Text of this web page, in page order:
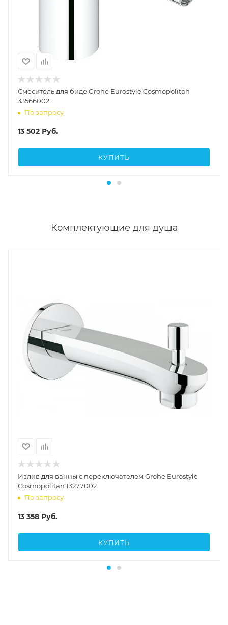
Смеситель для биде Grohe Eurostyle Cosmopolitan
33566002
По запросу
13 502 Руб.
КУПИТЬ
Комплектующие для душа
Излив для ванны с переключателем Grohe Eurostyle
Cosmopolitan 13277002
По запросу
13 358 Руб.
КУПИТЬ